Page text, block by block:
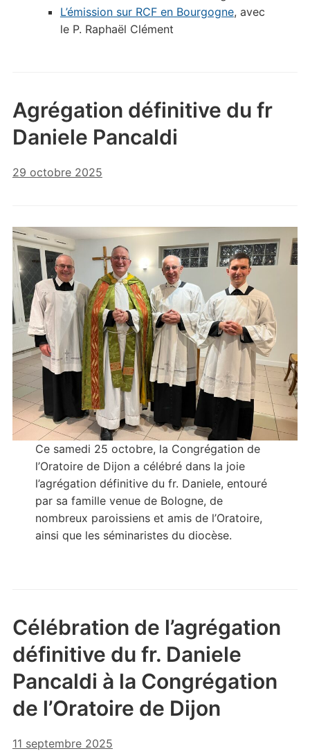
L’émission sur RCF en Bourgogne, avec
le P. Raphaël Clément
Agrégation définitive du fr
Daniele Pancaldi
29 octobre 2025
Ce samedi 25 octobre, la Congrégation de
l’Oratoire de Dijon a célébré dans la joie
l’agrégation définitive du fr. Daniele, entouré
par sa famille venue de Bologne, de
nombreux paroissiens et amis de l’Oratoire,
ainsi que les séminaristes du diocèse.
Célébration de l’agrégation
définitive du fr. Daniele
Pancaldi à la Congrégation
de l’Oratoire de Dijon
11 septembre 2025